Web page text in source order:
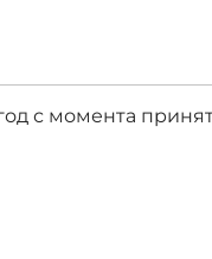
с момента